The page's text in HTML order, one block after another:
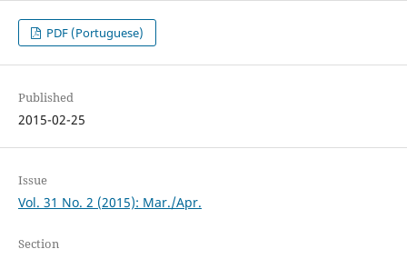
PDF (Portuguese)
Published
2015-02-25
Issue
Vol. 31 No. 2 (2015): Mar./Apr.
Section